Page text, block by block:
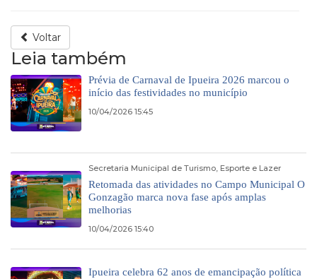
Voltar
Leia também
Prévia de Carnaval de Ipueira 2026 marcou o
início das festividades no município
10/04/2026 15:45
Secretaria Municipal de Turismo, Esporte e Lazer
Retomada das atividades no Campo Municipal O
Gonzagão marca nova fase após amplas
melhorias
10/04/2026 15:40
Ipueira celebra 62 anos de emancipação política